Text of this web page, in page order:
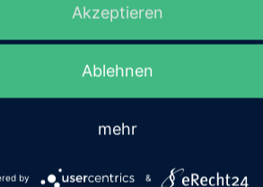
auf eine Weise, die Ihre
Sie Ihre
🔁
Akzeptieren
Ablehnen
mehr
by &